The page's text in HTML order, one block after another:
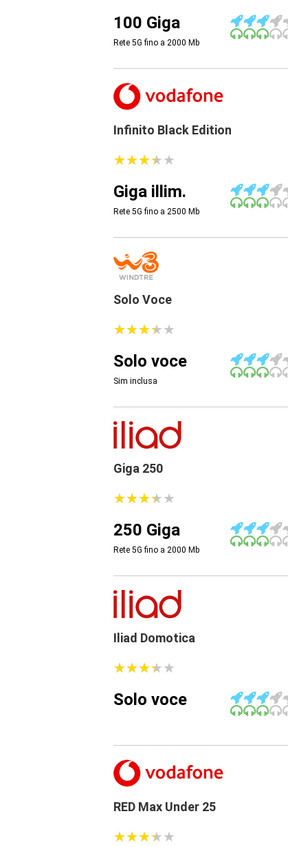
100 Giga
Rete 5G fino a 2000 Mb
Infinito Black Edition
★★★★★
★★★★★
Giga illim.
Rete 5G fino a 2500 Mb
Solo Voce
★★★★★
★★★★★
Solo voce
Sim inclusa
Giga 250
★★★★★
★★★★★
250 Giga
Rete 5G fino a 2000 Mb
Iliad Domotica
★★★★★
★★★★★
Solo voce
RED Max Under 25
★★★★★
★★★★★